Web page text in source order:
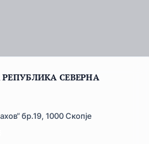
СЕВЕРНА
бр.19, 1000 Скопје